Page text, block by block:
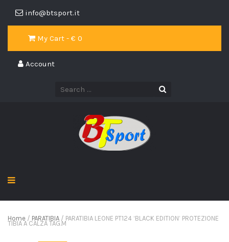
info@btsport.it
My Cart - € 0
Account
Home / PARATIBIA / PARATIBIA LEONE PT124 ‘BLACK EDITION’ PROTEZIONE
TIBIA A CALZA TAG.M